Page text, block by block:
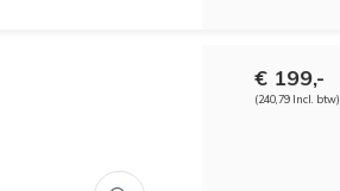
€ 199,-
(240,79 Incl. btw)